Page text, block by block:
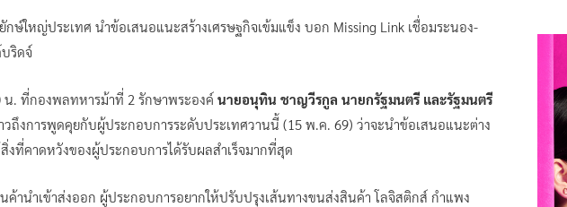
กษ์ใหญ่ประเทศ นำข้อเสนอแนะสร้างเศรษฐกิจเข้มแข็ง บอก Missing Link เชื่อมระนอง-
ริดจ์
น. ที่กองพลทหารม้าที่ 2 รักษาพระองค์ นายอนุทิน ชาญวีรกูล นายกรัฐมนตรี และรัฐมนตรี
วถึงการพูดคุยกับผู้ประกอบการระดับประเทศวานนี้ (15 พ.ค. 69) ว่าจะนำข้อเสนอแนะต่าง
ที่คาดหวังของผู้ประกอบการได้รับผลสำเร็จมากที่สุด
ค้านำเข้าส่งออก ผู้ประกอบการอยากให้ปรับปรุงเส้นทางขนส่งสินค้า โลจิสติกส์ กำแพง